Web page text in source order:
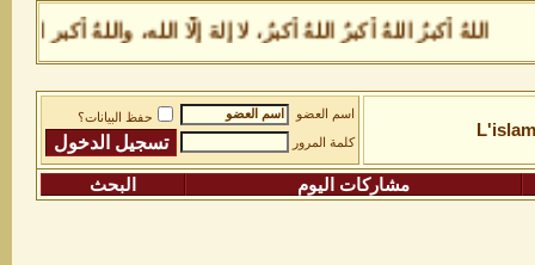
أكبرُ اللهُ أكبرُ اللهُ أكبرُ، لا إلهَ إلَّا الله، واللهُ أكبر اللهُ
اسم العضو
حفظ البيانات؟
كلمة المرور
مشاركات اليوم البحث